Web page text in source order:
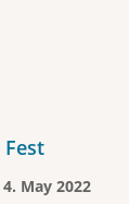
4. May 2022